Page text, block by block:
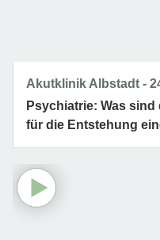
Akutklinik Albstadt
Psychiatrie: Was
für die Entstehung